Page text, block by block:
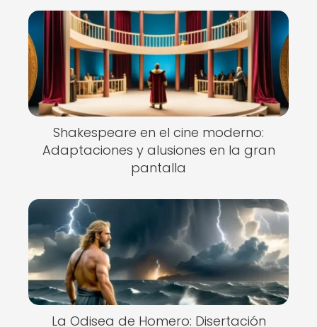
Shakespeare en el cine moderno:
Adaptaciones y alusiones en la gran
pantalla
La Odisea de Homero: Disertación